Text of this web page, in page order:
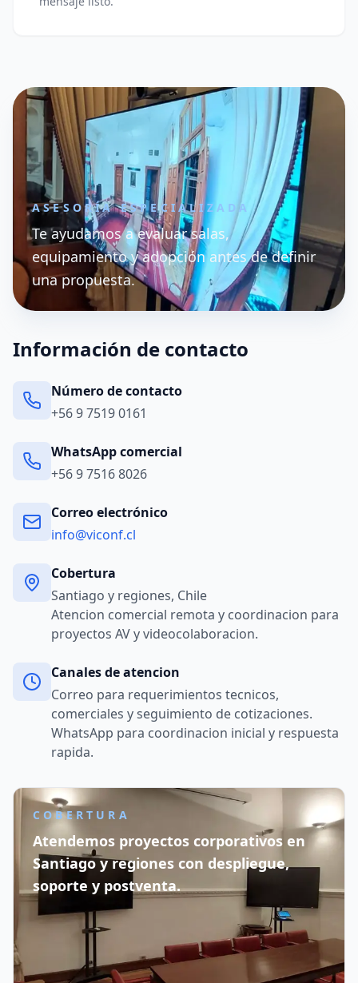
ASESORÍA ESPECIALIZADA
Te ayudamos a evaluar salas,
equipamiento y adopción antes de definir
una propuesta.
Información de contacto
Número de contacto
+56 9 7519 0161
WhatsApp comercial
+56 9 7516 8026
Correo electrónico
info@viconf.cl
Cobertura
Santiago y regiones, Chile
Atencion comercial remota y coordinacion para
proyectos AV y videocolaboracion.
Canales de atencion
Correo para requerimientos tecnicos,
comerciales y seguimiento de cotizaciones.
WhatsApp para coordinacion inicial y respuesta
rapida.
COBERTURA
Atendemos proyectos corporativos en
Santiago y regiones con despliegue,
soporte y postventa.